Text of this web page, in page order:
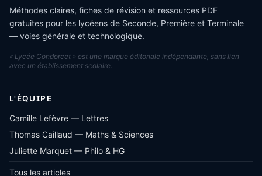
Méthodes claires, fiches de révision et ressources PDF
gratuites pour les lycéens de Seconde, Première et Terminale
— voies générale et technologique.
« Lycée Condorcet » est une marque éditoriale indépendante, sans lien
avec un établissement scolaire.
L'ÉQUIPE
Camille Lefèvre — Lettres
Thomas Caillaud — Maths & Sciences
Juliette Marquet — Philo & HG
Tous les articles